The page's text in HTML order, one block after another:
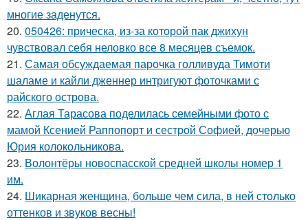
многие заденутся.
20. 050426: прическа, из-за которой пак джихун
чувствовал себя неловко все 8 месяцев съемок.
21. Самая обсуждаемая парочка голливуда Тимоти
шаламе и кайли дженнер интригуют фоточками с
райского острова.
22. Аглая Тарасова поделилась семейными фото с
мамой Ксенией Раппопорт и сестрой Софией, дочерью
Юрия колокольникова.
23. Волонтёры новоспасской средней школы номер 1
им.
24. Шикарная женщина, больше чем сила, в ней столько
оттенков и звуков весны!